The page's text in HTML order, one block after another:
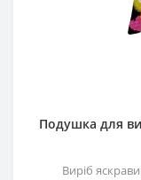
Подушка для
Виріб